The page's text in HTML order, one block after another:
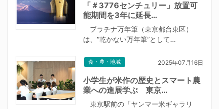
「＃3776センチュリー」放置可
能期間を3年に延長…
プラチナ万年筆（東京都台東区）
は、“乾かない万年筆”として…
食・農・地域 2025年07月16日
小学生が米作の歴史とスマート農
業への進展学ぶ 東京…
東京駅前の「ヤンマー米ギャラリ